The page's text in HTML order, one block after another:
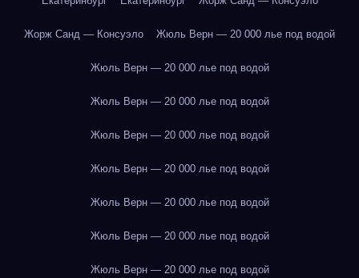
Жорж Санд — Консуэло Жюль Верн — 20 000 лье под водой
Жюль Верн — 20 000 лье под водой
Жюль Верн — 20 000 лье под водой
Жюль Верн — 20 000 лье под водой
Жюль Верн — 20 000 лье под водой
Жюль Верн — 20 000 лье под водой
Жюль Верн — 20 000 лье под водой
Жюль Верн — 20 000 лье под водой